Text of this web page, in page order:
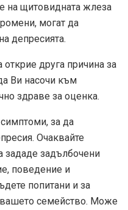
на щитовидната жлеза
могат да
депресията.
друга причина за
Ви насочи към
здраве за оценка.
за да
Очаквайте
зададе задълбочени
поведение и
попитани и за
вашето семейство. Може